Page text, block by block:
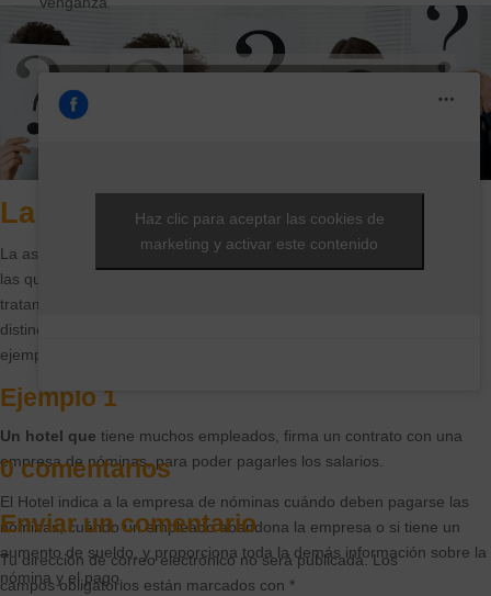
La asignación de roles
La asignación de roles no siempre es sencilla, existen situaciones en
las que una entidad puede ser responsable o encargado del
tratamiento, o ambas cosas, por lo que es importante tener clara la
distinción, aunque cada organización es diferente, os daré algunos
ejemplos que os ayudarán a entender mejor la distinción.
Ejemplo 1
Un hotel que tiene muchos empleados, firma un contrato con una
empresa de nóminas, para poder pagarles los salarios.
El Hotel indica a la empresa de nóminas cuándo deben pagarse las
nóminas, cuándo un empleado abandona la empresa o si tiene un
aumento de sueldo, y proporciona toda la demás información sobre la
nómina y el pago.
Haz clic para aceptar las cookies de
marketing y activar este contenido
0 comentarios
Enviar un comentario
Tu dirección de correo electrónico no será publicada. Los
campos obligatorios están marcados con *